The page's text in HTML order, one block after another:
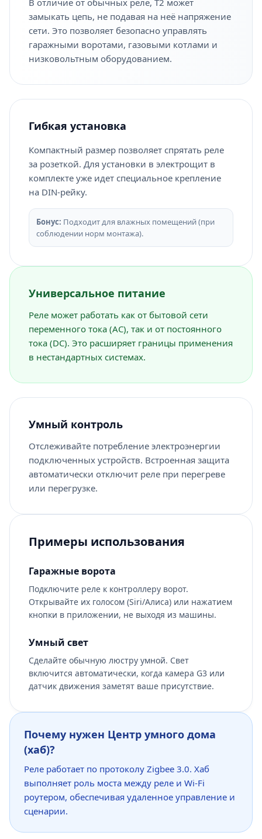
В отличие от обычных реле, T2 может
замыкать цепь, не подавая на неё напряжение
сети. Это позволяет безопасно управлять
гаражными воротами, газовыми котлами и
низковольтным оборудованием.
Гибкая установка
Компактный размер позволяет спрятать реле
за розеткой. Для установки в электрощит в
комплекте уже идет специальное крепление
на DIN-рейку.
Бонус: Подходит для влажных помещений (при
соблюдении норм монтажа).
Универсальное питание
Реле может работать как от бытовой сети
переменного тока (AC), так и от постоянного
тока (DC). Это расширяет границы применения
в нестандартных системах.
Умный контроль
Отслеживайте потребление электроэнергии
подключенных устройств. Встроенная защита
автоматически отключит реле при перегреве
или перегрузке.
Примеры использования
Гаражные ворота
Подключите реле к контроллеру ворот.
Открывайте их голосом (Siri/Алиса) или нажатием
кнопки в приложении, не выходя из машины.
Умный свет
Сделайте обычную люстру умной. Свет
включится автоматически, когда камера G3 или
датчик движения заметят ваше присутствие.
Почему нужен Центр умного дома
(хаб)?
Реле работает по протоколу Zigbee 3.0. Хаб
выполняет роль моста между реле и Wi-Fi
роутером, обеспечивая удаленное управление и
сценарии.